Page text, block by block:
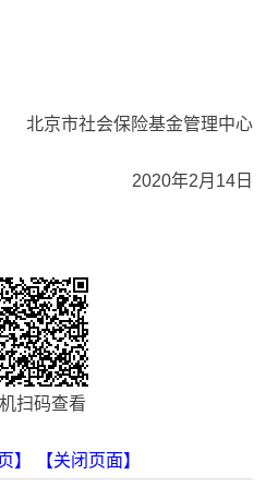
北京市社会保险基金管理中心
2020年2月14日
扫码查看
】 【关闭页面】